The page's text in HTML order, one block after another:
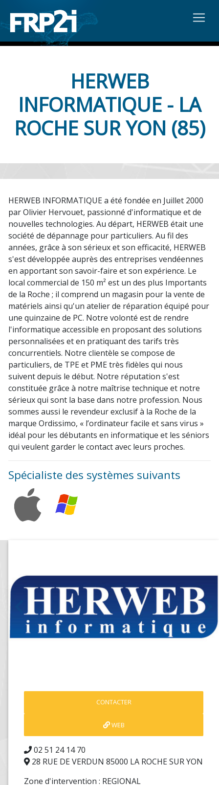
HERWEB
INFORMATIQUE - LA
ROCHE SUR YON (85)
HERWEB INFORMATIQUE a été fondée en Juillet 2000
par Olivier Hervouet, passionné d'informatique et de
nouvelles technologies. Au départ, HERWEB était une
société de dépannage pour particuliers. Au fil des
années, grâce à son sérieux et son efficacité, HERWEB
s'est développée auprès des entreprises vendéennes
en apportant son savoir-faire et son expérience. Le
local commercial de 150 m² est un des plus Importants
de la Roche ; il comprend un magasin pour la vente de
matériels ainsi qu'un atelier de réparation équipé pour
une quinzaine de PC. Notre volonté est de rendre
l'informatique accessible en proposant des solutions
personnalisées et en pratiquant des tarifs très
concurrentiels. Notre clientèle se compose de
particuliers, de TPE et PME très fidèles qui nous
suivent depuis le début. Notre réputation s'est
constituée grâce à notre maîtrise technique et notre
sérieux qui sont la base dans notre profession. Nous
sommes aussi le revendeur exclusif à la Roche de la
marque Ordissimo, « l’ordinateur facile et sans virus »
idéal pour les débutants en informatique et les séniors
qui veulent garder le contact avec leurs proches.
Spécialiste des systèmes suivants
Précédent
CONTACTER
WEB
02 51 24 14 70
28 RUE DE VERDUN 85000 LA ROCHE SUR YON
Zone d'intervention : REGIONAL